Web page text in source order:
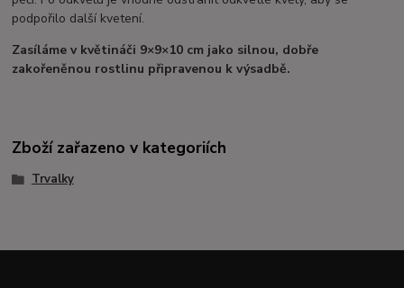
podpořilo další kvetení.
Zasíláme v květináči 9×9×10 cm jako silnou, dobře
zakořeněnou rostlinu připravenou k výsadbě.
Zboží zařazeno v kategoriích
Trvalky